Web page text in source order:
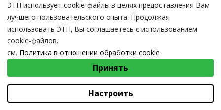
5 000,00BYN
ГОСУДАРСТВЕННЫЕ
2026.Г.002.00042.2
ЭТП использует cookie-файлы в целях предоставления Вам
лучшего пользовательского опыта. Продолжая
использовать ЭТП, Вы соглашаетесь с использованием
cookie-файлов.
см. Политика в отношении обработки cookie
ВЫБЕРИТЕ НАСТРОЙКИ COOKIE
Функциональные/Статистические
Принять
Настроить